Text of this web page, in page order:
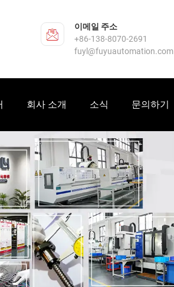
이메일 주소
+86-138-8070-2691
fuyl@fuyuautomation.com
회사 소개 소식 문의하기